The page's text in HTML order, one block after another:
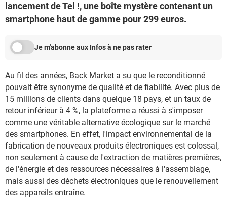
lancement de Tel !, une boîte mystère contenant un
smartphone haut de gamme pour 299 euros.
Je m'abonne aux Infos à ne pas rater
Au fil des années, Back Market a su que le reconditionné
pouvait être synonyme de qualité et de fiabilité. Avec plus de
15 millions de clients dans quelque 18 pays, et un taux de
retour inférieur à 4 %, la plateforme a réussi à s'imposer
comme une véritable alternative écologique sur le marché
des smartphones. En effet, l'impact environnemental de la
fabrication de nouveaux produits électroniques est colossal,
non seulement à cause de l'extraction de matières premières,
de l'énergie et des ressources nécessaires à l'assemblage,
mais aussi des déchets électroniques que le renouvellement
des appareils entraîne.